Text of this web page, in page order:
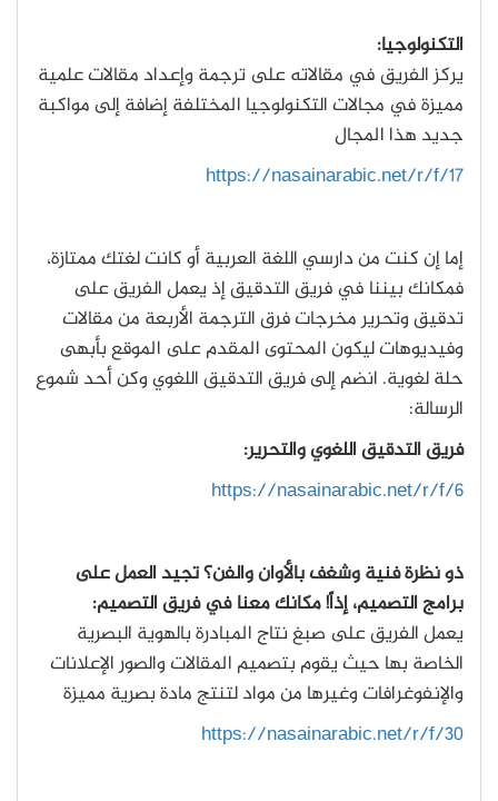
التكنولوجيا:
يركز الفريق في مقالاته على ترجمة وإعداد مقالات علمية
مميزة في مجالات التكنولوجيا المختلفة إضافة إلى مواكبة
جديد هذا المجال
https://nasainarabic.net/r/f/17
إما إن كنت من دارسي اللغة العربية أو كانت لغتك ممتازة،
فمكانك بيننا في فريق التدقيق إذ يعمل الفريق على
تدقيق وتحرير مخرجات فرق الترجمة الأربعة من مقالات
وفيديوهات ليكون المحتوى المقدم على الموقع بأبهى
حلة لغوية. انضم إلى فريق التدقيق اللغوي وكن أحد شموع
الرسالة:
فريق التدقيق اللغوي والتحرير:
https://nasainarabic.net/r/f/6
ذو نظرة فنية وشغف بالأوان والفن؟ تجيد العمل على
برامج التصميم، إذاً! مكانك معنا في فريق التصميم:
يعمل الفريق على صبغ نتاج المبادرة بالهوية البصرية
الخاصة بها حيث يقوم بتصميم المقالات والصور الإعلانات
والإنفوغرافات وغيرها من مواد لتنتج مادة بصرية مميزة
https://nasainarabic.net/r/f/30